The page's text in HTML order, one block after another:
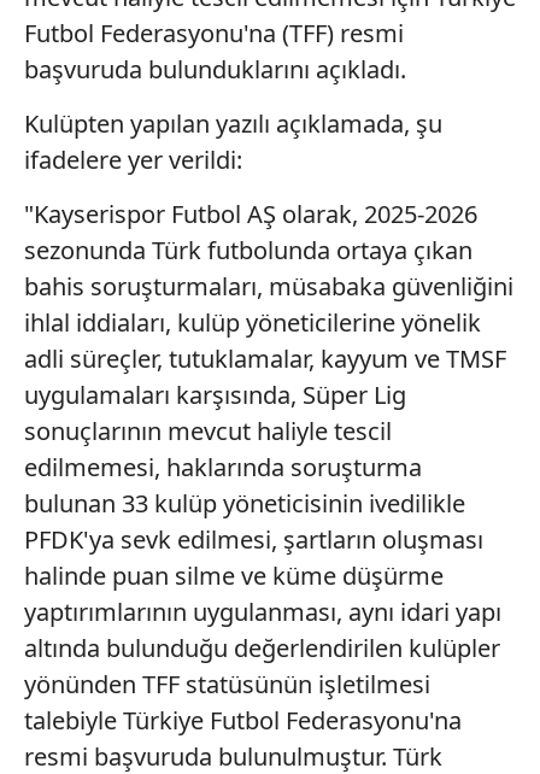
Futbol Federasyonu'na (TFF) resmi
başvuruda bulunduklarını açıkladı.
Kulüpten yapılan yazılı açıklamada, şu
ifadelere yer verildi:
"Kayserispor Futbol AŞ olarak, 2025-2026
sezonunda Türk futbolunda ortaya çıkan
bahis soruşturmaları, müsabaka güvenliğini
ihlal iddiaları, kulüp yöneticilerine yönelik
adli süreçler, tutuklamalar, kayyum ve TMSF
uygulamaları karşısında, Süper Lig
sonuçlarının mevcut haliyle tescil
edilmemesi, haklarında soruşturma
bulunan 33 kulüp yöneticisinin ivedilikle
PFDK'ya sevk edilmesi, şartların oluşması
halinde puan silme ve küme düşürme
yaptırımlarının uygulanması, aynı idari yapı
altında bulunduğu değerlendirilen kulüpler
yönünden TFF statüsünün işletilmesi
talebiyle Türkiye Futbol Federasyonu'na
resmi başvuruda bulunulmuştur. Türk